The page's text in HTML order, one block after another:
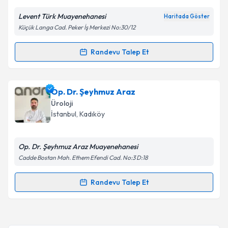
Kişisel verilerimin işlenmesine ilişkin
Aydınlatma
Metni'ni okudum ve kişisel verilerimin belirtilen
kapsamda işlenmesini kabul ediyorum.
Levent Türk Muayenehanesi Haritada Göster
Küçük Langa Cad. Peker İş Merkezi No:30/12
Randevu Talep Et
Randevu Takvimi Talebi
Op. Dr. Levent Türkiçin randevu takvimi talebi
oluşturun. Size bu uzmandan randevu almanız için bir
takvim hazırlandığında e-posta ile bilgilendireceğiz.
Kişisel verilerimin işlenmesine ilişkin
Metni'ni okudum ve kişisel verilerimin belirtilen
Op. Dr. Şeyhmuz Araz
Üroloji
İstanbul, Kadıköy
Op. Dr. Şeyhmuz Araz Muayenehanesi
Cadde Bostan Mah. Ethem Efendi Cad. No:3 D:18
Randevu Talep Et
Randevu Takvimi Talebi